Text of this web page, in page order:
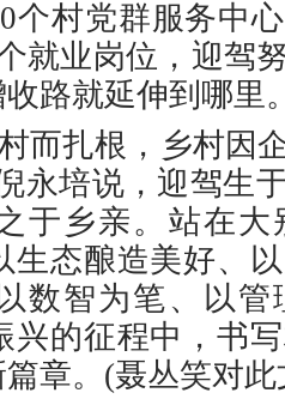
个村党群服务中
就业岗位，迎驾
路就延伸到哪里
扎根，乡村因
永培说，迎驾生
于乡亲。站在大
生态酿造美好、
数智为笔、以管
兴的征程中，书
章。(聂丛笑对